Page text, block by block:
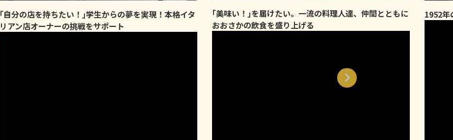
｢自分の店を持ちたい！｣学生からの夢を実現！本格イタ
リアン店オーナーの挑戦をサポート
｢美味い！｣を届けたい。一流の料理人達、仲間とともに
おおさかの飲食を盛り上げる
1952年